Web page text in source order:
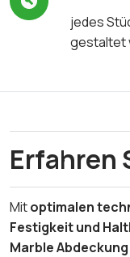
jedes
gestaltet
Erfahren
Mitoptimalen
Festigkeit und
Marble Abdeckung